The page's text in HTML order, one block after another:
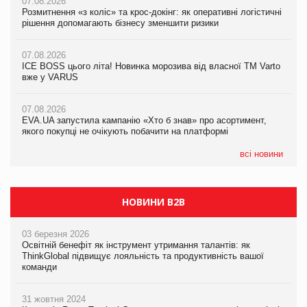
Розмитнення «з коліс» та крос-докінг: як оперативні логістичні
рішення допомагають бізнесу зменшити ризики
07.08.2026
ICE BOSS цього літа! Новинка морозива від власної ТМ Varto
вже у VARUS
07.08.2026
EVA.UA запустила кампанію «Хто б знав» про асортимент,
якого покупці не очікують побачити на платформі
всі новини
07.08.2026
EVA.UA запустила кампанію «Хто б знав» про асортимент,
06.08.2026
Смачна новинка для хвостатих: у VARUS з’явилися паучі
05.08.2026
Мережа супермаркетів VARUS купує мережу магазинів
Kraft Heinz скоротила збиток у першому півріччі
Продажі Hugo Boss впали на 9%
НОВИНИ B2B
03 березня 2026
Освітній бенефіт як інструмент утримання талантів: як
ThinkGlobal підвищує лояльність та продуктивність вашої
команди
31 жовтня 2024